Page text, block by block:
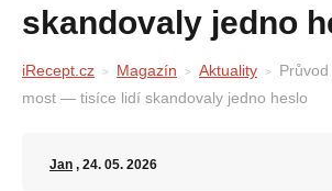
skandovaly jedno
iRecept.cz Magazín Aktuality
most — tisíce lidí skandovaly jedno heslo
Jan , 24. 05. 2026